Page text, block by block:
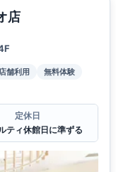
店
舗利用
無料体験
定休日
ティ休館日に準ずる